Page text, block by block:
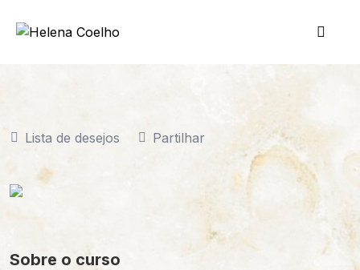
Lista de desejos Partilhar
Sobre o curso